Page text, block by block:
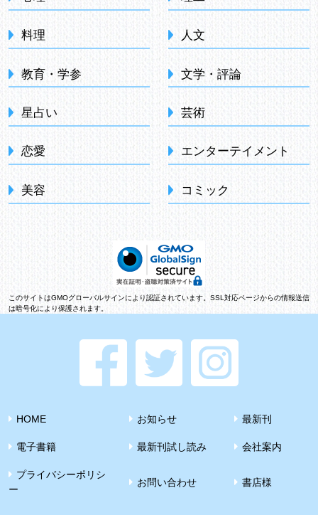
料理
教育・学参
星占い
恋愛
美容
人文
文学・評論
芸術
エンターテイメント
コミック
このサイトはGMOグローバルサインにより認証されています。SSL対応ページからの情報送信
は暗号化により保護されます。
HOME お知らせ 最新刊
電子書籍 最新刊試し読み 会社案内
プライバシーポリシ
ー
お問い合わせ 書店様